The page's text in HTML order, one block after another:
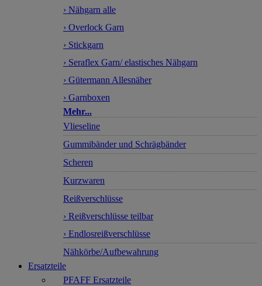
› Nähgarn alle
› Overlock Garn
› Stickgarn
› Seraflex Garn/ elastisches Nähgarn
› Gütermann Allesnäher
› Garnboxen
Mehr...
Vlieseline
Gummibänder und Schrägbänder
Scheren
Kurzwaren
Reißverschlüsse
› Reißverschlüsse teilbar
› Endlosreißverschlüsse
Nähkörbe/Aufbewahrung
Ersatzteile
PFAFF Ersatzteile